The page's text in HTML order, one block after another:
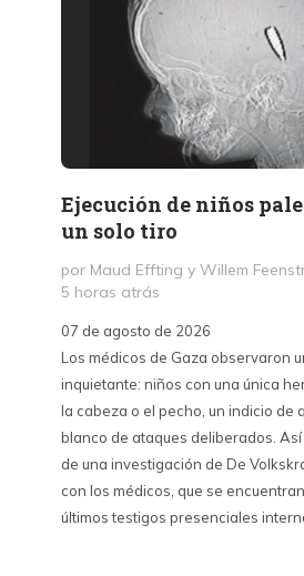
Ejecución de niños
un solo tiro
por Maud Effting y Willem
5 horas atrás
07 de agosto de 2026
Los médicos de Gaza observaron
inquietante: niños con una única
la cabeza o el pecho, un indicio de
blanco de ataques deliberados.
de una investigación de De
con los médicos, que se
últimos testigos presenciales